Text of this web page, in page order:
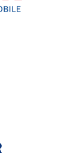
votre
contrôle